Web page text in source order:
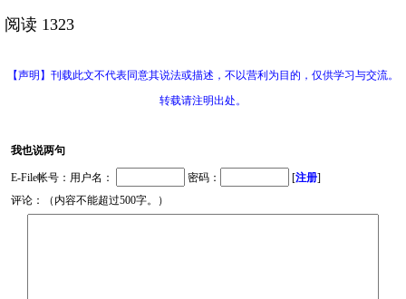
阅读 1323
【声明】刊载此文不代表同意其说法或描述，不以营利为目的，仅供学习与交流。
转载请注明出处。
我也说两句
E-File帐号：用户名： 密码： [注册]
评论：（内容不能超过500字。）